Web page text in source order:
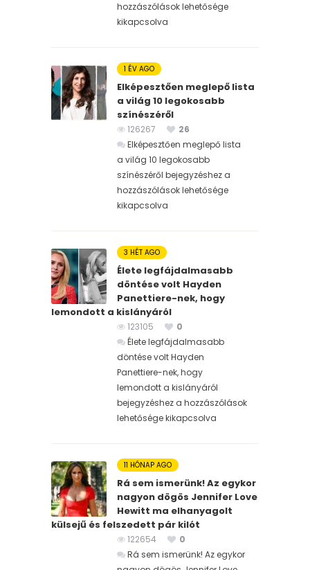
hozzászólások lehetősége
kikapcsolva
1 ÉV AGO
Elképesztően meglepő lista
a világ 10 legokosabb
színészéről
126267
26
Elképesztően meglepő lista
a világ 10 legokosabb
színészéről bejegyzéshez a
hozzászólások lehetősége
kikapcsolva
3 HÉT AGO
Élete legfájdalmasabb
döntése volt Hayden
Panettiere-nek, hogy
lemondott a kislányáról
123105
0
Élete legfájdalmasabb
döntése volt Hayden
Panettiere-nek, hogy
lemondott a kislányáról
bejegyzéshez a hozzászólások
lehetősége kikapcsolva
11 HÓNAP AGO
Rá sem ismerünk! Az egykor
nagyon dögös Jennifer Love
Hewitt ma elhanyagolt
külsejű és felszedett pár kilót
122654
0
Rá sem ismerünk! Az egykor